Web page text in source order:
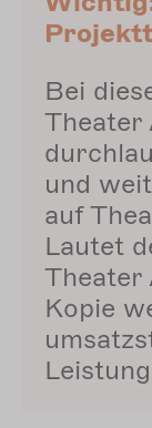
Bei
Theater
und
auf
Lautet
Theater
Kopie